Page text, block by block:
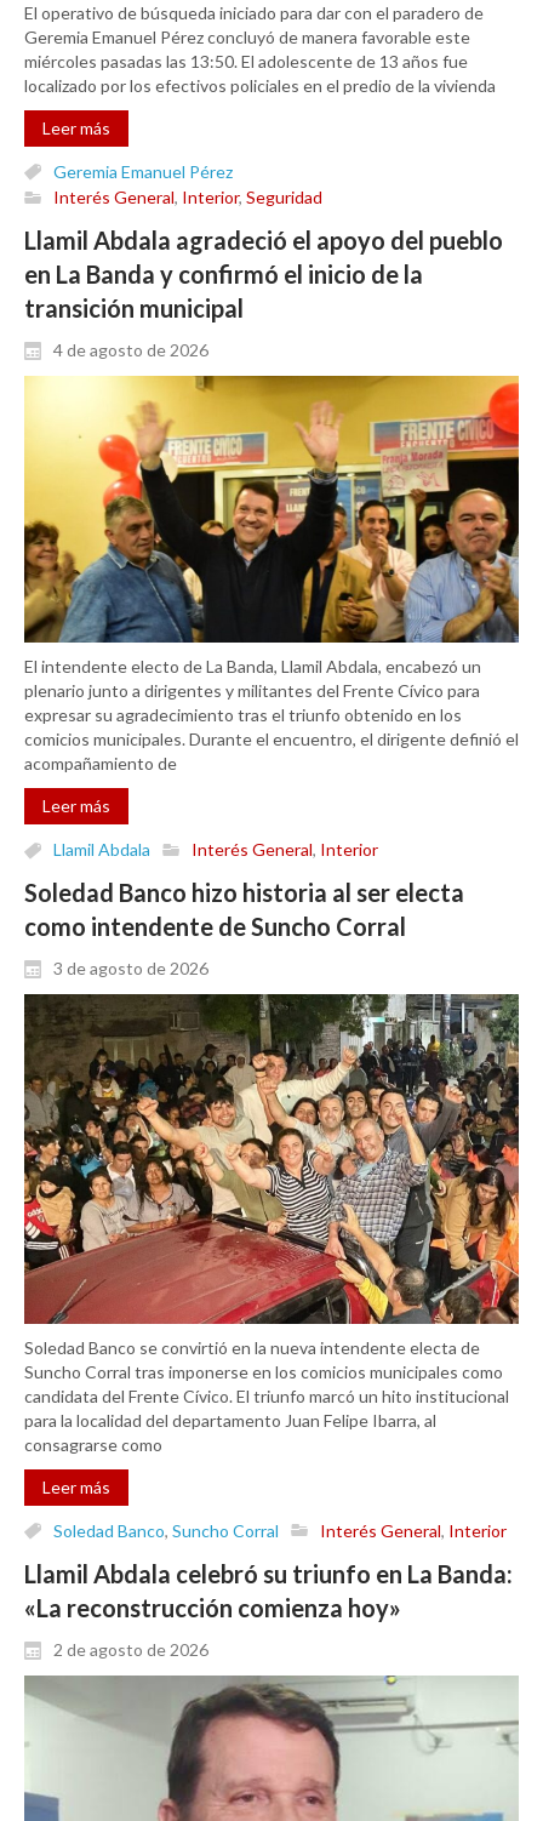
El operativo de búsqueda iniciado para dar con el paradero de
Geremia Emanuel Pérez concluyó de manera favorable este
miércoles pasadas las 13:50. El adolescente de 13 años fue
localizado por los efectivos policiales en el predio de la vivienda
Leer más
Geremia Emanuel Pérez
Interés General, Interior, Seguridad
Llamil Abdala agradeció el apoyo del pueblo
en La Banda y confirmó el inicio de la
transición municipal
4 de agosto de 2026
El intendente electo de La Banda, Llamil Abdala, encabezó un
plenario junto a dirigentes y militantes del Frente Cívico para
expresar su agradecimiento tras el triunfo obtenido en los
comicios municipales. Durante el encuentro, el dirigente definió el
acompañamiento de
Leer más
Llamil Abdala Interés General, Interior
Soledad Banco hizo historia al ser electa
como intendente de Suncho Corral
3 de agosto de 2026
Soledad Banco se convirtió en la nueva intendente electa de
Suncho Corral tras imponerse en los comicios municipales como
candidata del Frente Cívico. El triunfo marcó un hito institucional
para la localidad del departamento Juan Felipe Ibarra, al
consagrarse como
Leer más
Soledad Banco, Suncho Corral Interés General, Interior
Llamil Abdala celebró su triunfo en La Banda:
«La reconstrucción comienza hoy»
2 de agosto de 2026